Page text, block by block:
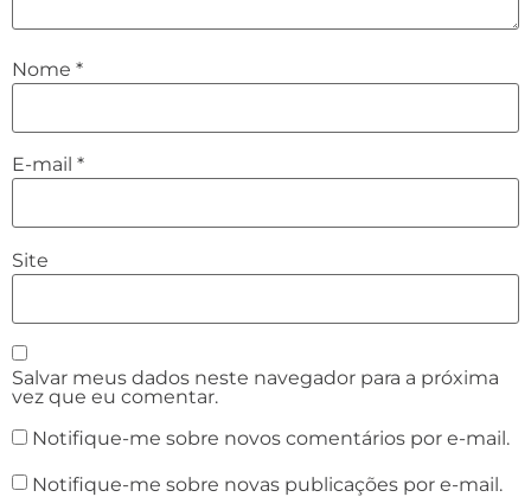
Nome *
E-mail *
Site
Salvar meus dados neste navegador para a próxima
vez que eu comentar.
Notifique-me sobre novos comentários por e-mail.
Notifique-me sobre novas publicações por e-mail.